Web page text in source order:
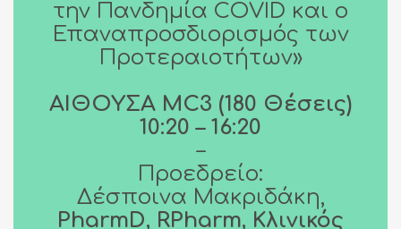
την Πανδημία COVID και ο
Επαναπροσδιορισμός των
Προτεραιοτήτων»
ΑΙΘΟΥΣΑ MC3 (180 Θέσεις)
10:20 – 16:20
–
Προεδρείο:
Δέσποινα Μακριδάκη,
PharmD, RPharm, Κλινικός